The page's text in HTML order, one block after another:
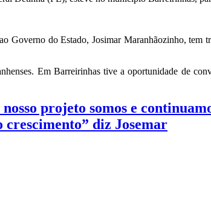
Governo do Estado, Josimar Maranhãozinho,
Em Barreirinhas tive a oportunidade de
projeto somos e
crescimento” diz Josemar